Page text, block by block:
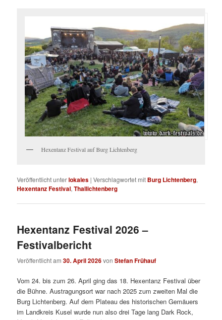
Hexentanz Festival auf Burg Lichtenberg
Veröffentlicht unterlokales |Verschlagwortet mit Burg Lichtenberg,
Hexentanz Festival,Thallichtenberg
Hexentanz Festival 2026 –
Festivalbericht
Veröffentlicht am30. April 2026vonStefan Frühauf
Vom 24. bis zum 26. April ging das 18. Hexentanz Festival über
die Bühne. Austragungsort war nach 2025 zum zweiten Mal die
Burg Lichtenberg. Auf dem Plateau des historischen Gemäuers
im Landkreis Kusel wurde nun also drei Tage lang Dark Rock,